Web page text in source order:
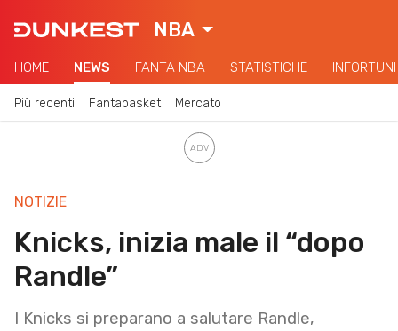
NBA
HOME NEWS FANTA NBA STATISTICHE INFORTUNI
Più recenti Fantabasket Mercato
NOTIZIE
Knicks, inizia male il “dopo
Randle”
I Knicks si preparano a salutare Randle,